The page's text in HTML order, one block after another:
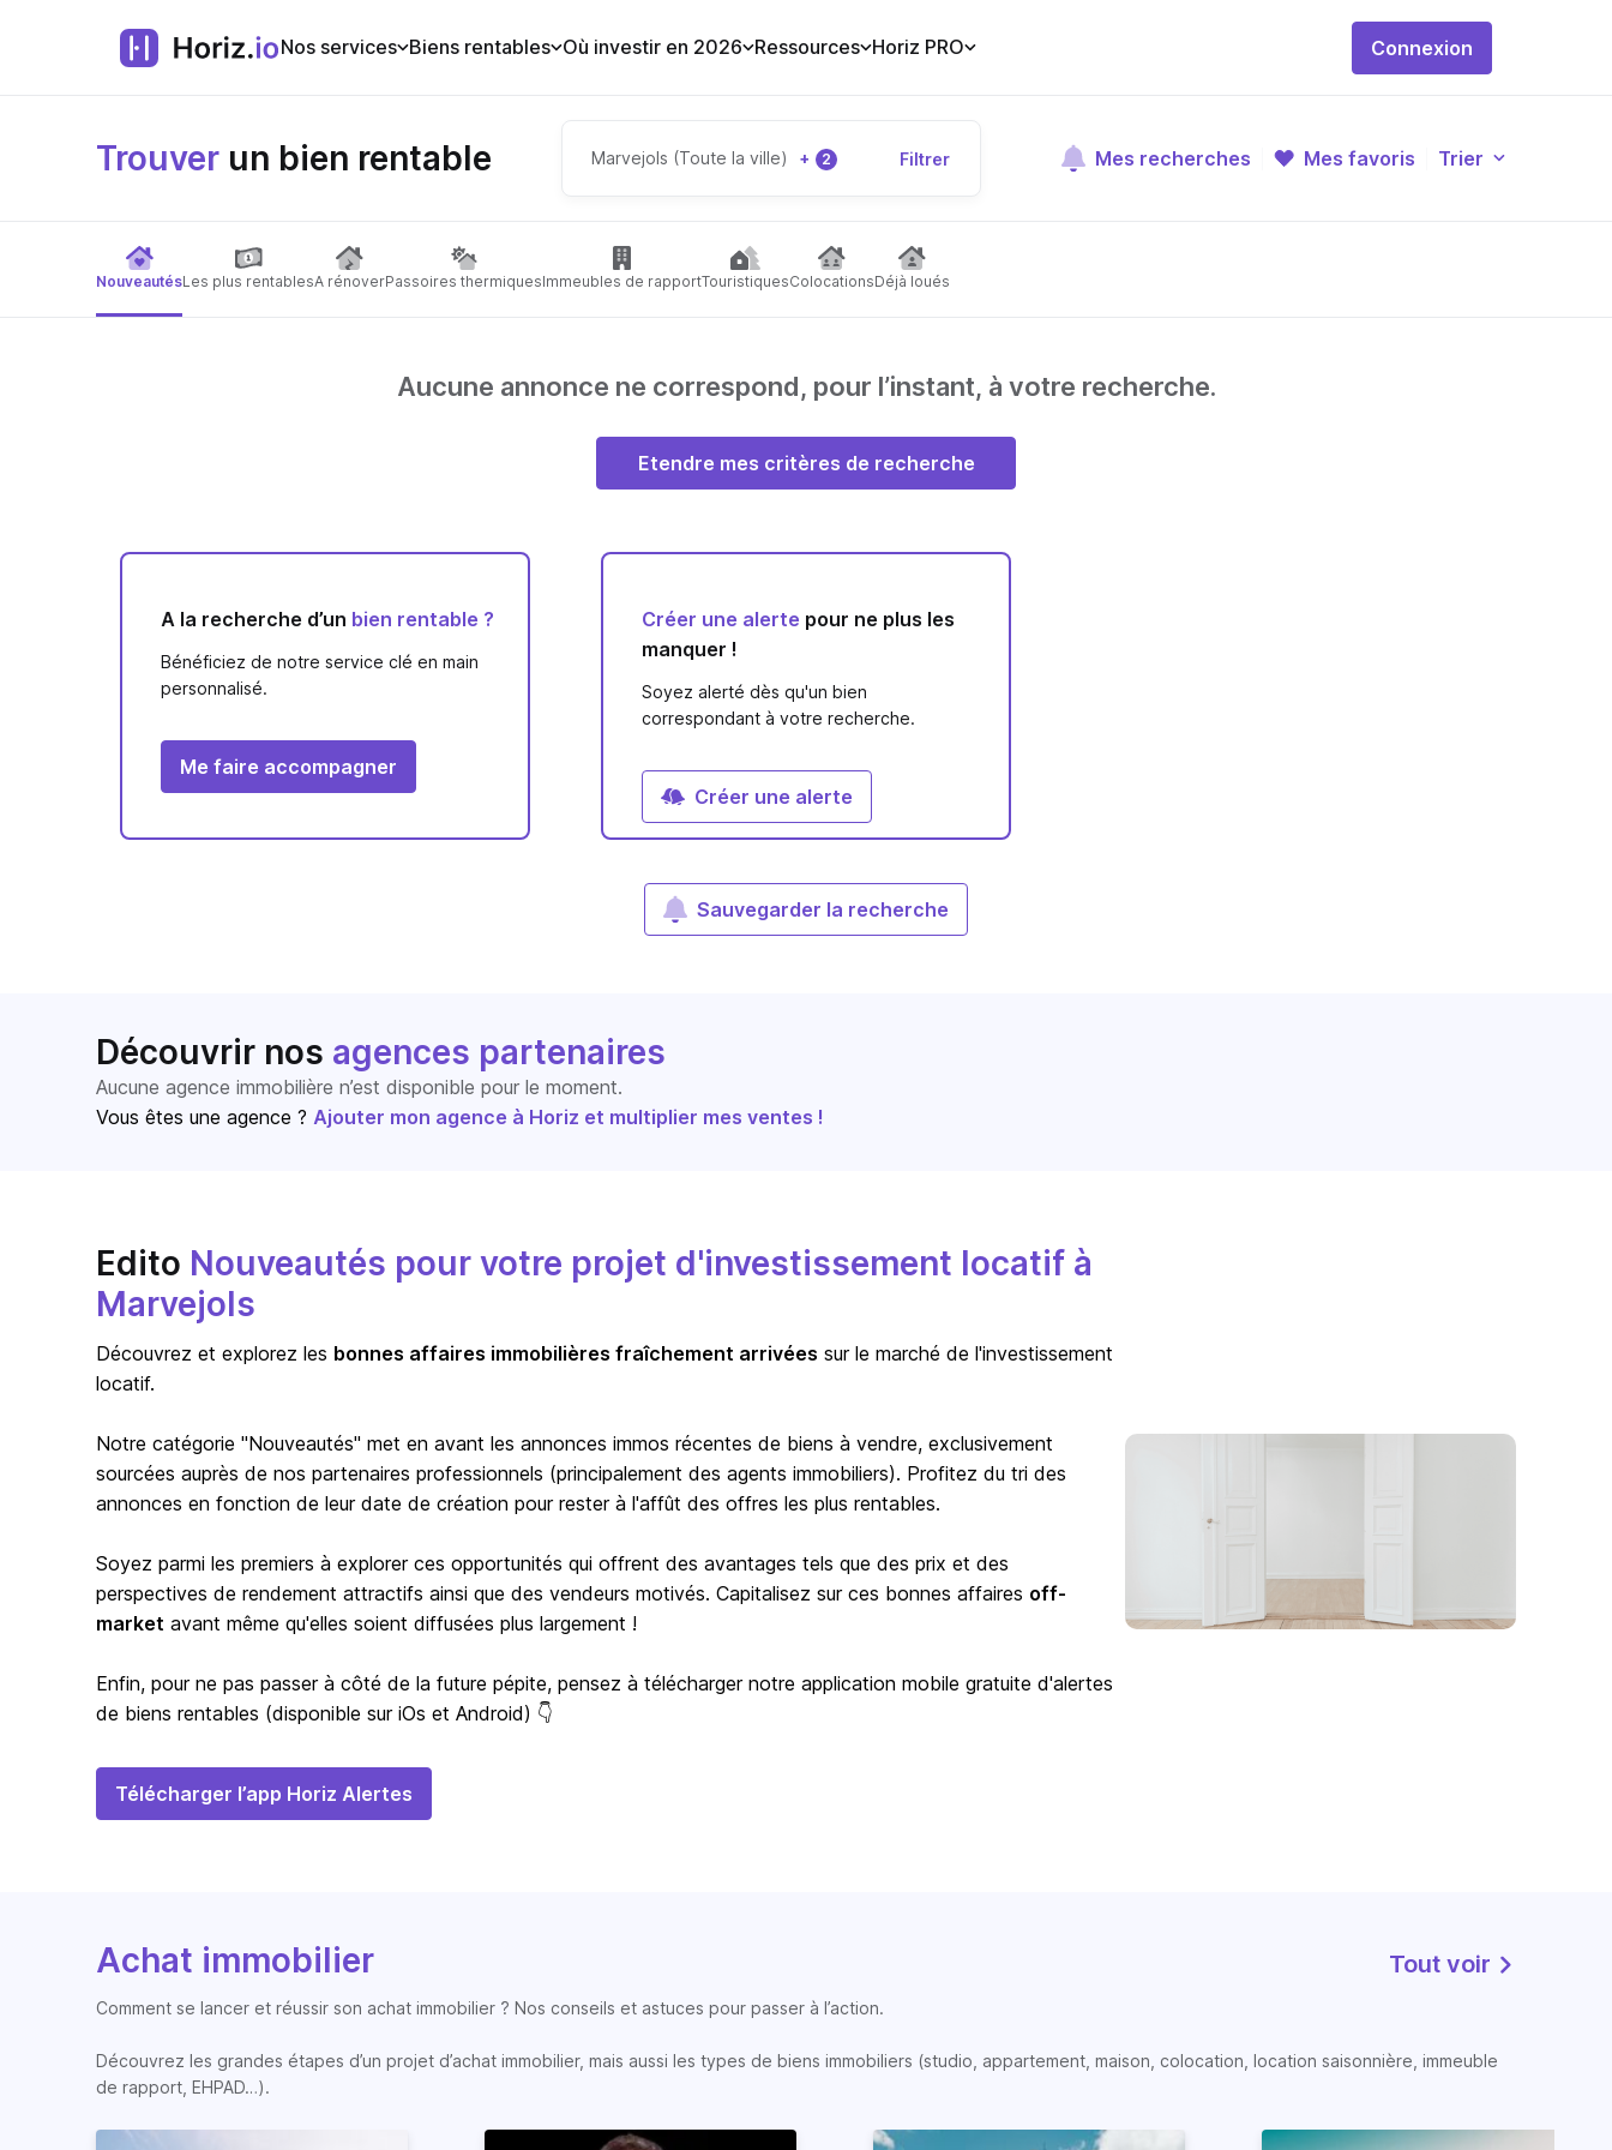
Nos services Biens rentables Où investir en 2026 Ressources Horiz PRO Connexion
Trouver un bien rentable Marvejols (Toute la ville) + 2 Filtrer Mes recherches Mes favoris Trier
NouveautésLes plus rentablesA rénoverPassoires thermiquesImmeubles de rapportTouristiquesColocationsDéjà loués
Aucune annonce ne correspond, pour l’instant, à votre recherche.
Etendre mes critères de recherche
A la recherche d’un bien rentable ?
Bénéficiez de notre service clé en main
personnalisé.
Me faire accompagner
Créer une alerte pour ne plus les
manquer !
Soyez alerté dès qu'un bien
correspondant à votre recherche.
Créer une alerte
Sauvegarder la recherche
Découvrir nos agences partenaires
Aucune agence immobilière n’est disponible pour le moment.
Vous êtes une agence ? Ajouter mon agence à Horiz et multiplier mes ventes !
Edito Nouveautés pour votre projet d'investissement locatif à
Marvejols
Découvrez et explorez les bonnes affaires immobilières fraîchement arrivées sur le marché de l'investissement
locatif.
Notre catégorie "Nouveautés" met en avant les annonces immos récentes de biens à vendre, exclusivement
sourcées auprès de nos partenaires professionnels (principalement des agents immobiliers). Profitez du tri des
annonces en fonction de leur date de création pour rester à l'affût des offres les plus rentables.
Soyez parmi les premiers à explorer ces opportunités qui offrent des avantages tels que des prix et des
perspectives de rendement attractifs ainsi que des vendeurs motivés. Capitalisez sur ces bonnes affaires off-
market avant même qu'elles soient diffusées plus largement !
Enfin, pour ne pas passer à côté de la future pépite, pensez à télécharger notre application mobile gratuite d'alertes
de biens rentables (disponible sur iOs et Android) 👇
Télécharger l’app Horiz Alertes
Achat immobilier Tout voir
Comment se lancer et réussir son achat immobilier ? Nos conseils et astuces pour passer à l’action.
Découvrez les grandes étapes d’un projet d’achat immobilier, mais aussi les types de biens immobiliers (studio, appartement, maison, colocation, location saisonnière, immeuble
de rapport, EHPAD…).